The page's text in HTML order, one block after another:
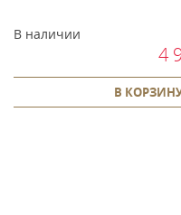
В наличии
4
В